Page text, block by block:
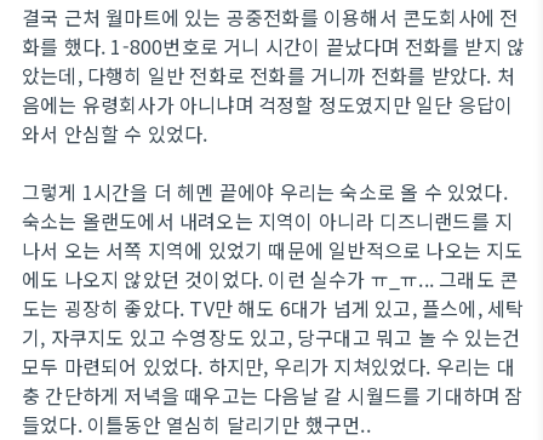
결국 근처 월마트에 있는 공중전화를 이용해서 콘도회사에 전
화를 했다. 1-800번호로 거니 시간이 끝났다며 전화를 받지 않
았는데, 다행히 일반 전화로 전화를 거니까 전화를 받았다. 처
음에는 유령회사가 아니냐며 걱정할 정도였지만 일단 응답이
와서 안심할 수 있었다.
그렇게 1시간을 더 헤멘 끝에야 우리는 숙소로 올 수 있었다.
숙소는 올랜도에서 내려오는 지역이 아니라 디즈니랜드를 지
나서 오는 서쪽 지역에 있었기 때문에 일반적으로 나오는 지도
에도 나오지 않았던 것이었다. 이런 실수가 ㅠ_ㅠ... 그래도 콘
도는 굉장히 좋았다. TV만 해도 6대가 넘게 있고, 플스에, 세탁
기, 자쿠지도 있고 수영장도 있고, 당구대고 뭐고 놀 수 있는건
모두 마련되어 있었다. 하지만, 우리가 지쳐있었다. 우리는 대
충 간단하게 저녁을 때우고는 다음날 갈 시월드를 기대하며 잠
들었다. 이틀동안 열심히 달리기만 했구먼..